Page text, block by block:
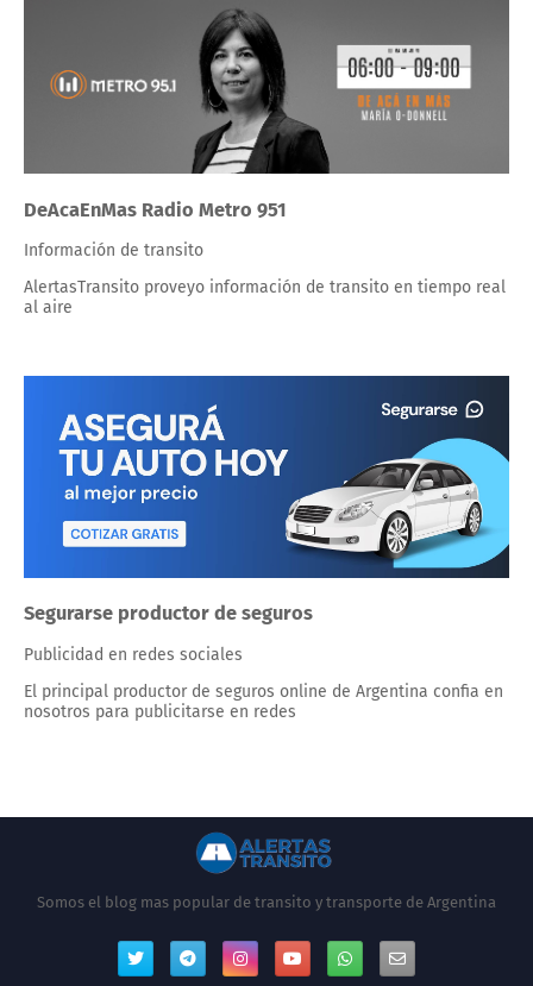
DeAcaEnMas Radio Metro 951
Información de transito
AlertasTransito proveyo información de transito en tiempo real
al aire
Segurarse productor de seguros
Publicidad en redes sociales
El principal productor de seguros online de Argentina confia en
nosotros para publicitarse en redes
Somos el blog mas popular de transito y transporte de Argentina